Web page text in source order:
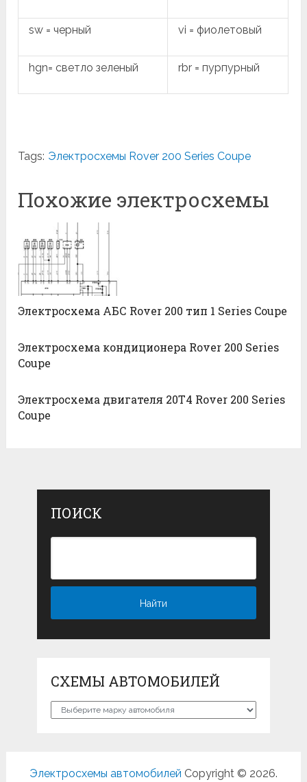
sw = черный vi = фиолетовый
hgn= светло зеленый rbr = пурпурный
Tags: Электросхемы Rover 200 Series Coupe
Похожие электросхемы
Электросхема АБС Rover 200 тип 1 Series Coupe
Электросхема кондиционера Rover 200 Series
Coupe
Электросхема двигателя 20T4 Rover 200 Series
Coupe
ПОИСК
СХЕМЫ АВТОМОБИЛЕЙ
Схемы
Электросхемы автомобилей Copyright © 2026.